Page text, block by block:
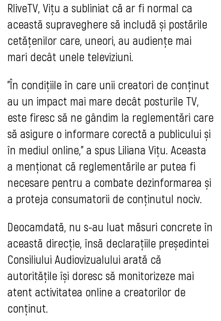
RliveTV, Vițu a subliniat că ar fi normal ca
această supraveghere să includă și postările
cetățenilor care, uneori, au audiențe mai
mari decât unele televiziuni.
"În condițiile în care unii creatori de conținut
au un impact mai mare decât posturile TV,
este firesc să ne gândim la reglementări care
să asigure o informare corectă a publicului și
în mediul online," a spus Liliana Vițu. Aceasta
a menționat că reglementările ar putea fi
necesare pentru a combate dezinformarea și
a proteja consumatorii de conținutul nociv.
Deocamdată, nu s-au luat măsuri concrete în
această direcție, însă declarațiile președintei
Consiliului Audiovizualului arată că
autoritățile își doresc să monitorizeze mai
atent activitatea online a creatorilor de
conținut.